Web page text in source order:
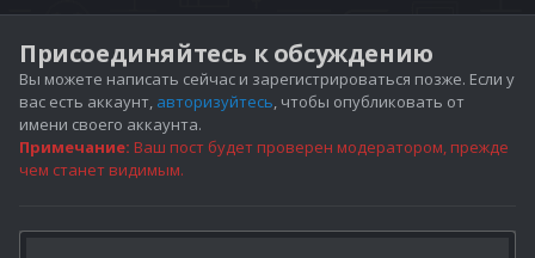
Присоединяйтесь к обсуждению
Вы можете написать сейчас и зарегистрироваться позже. Если у
вас есть аккаунт, авторизуйтесь, чтобы опубликовать от
имени своего аккаунта.
Примечание: Ваш пост будет проверен модератором, прежде
чем станет видимым.